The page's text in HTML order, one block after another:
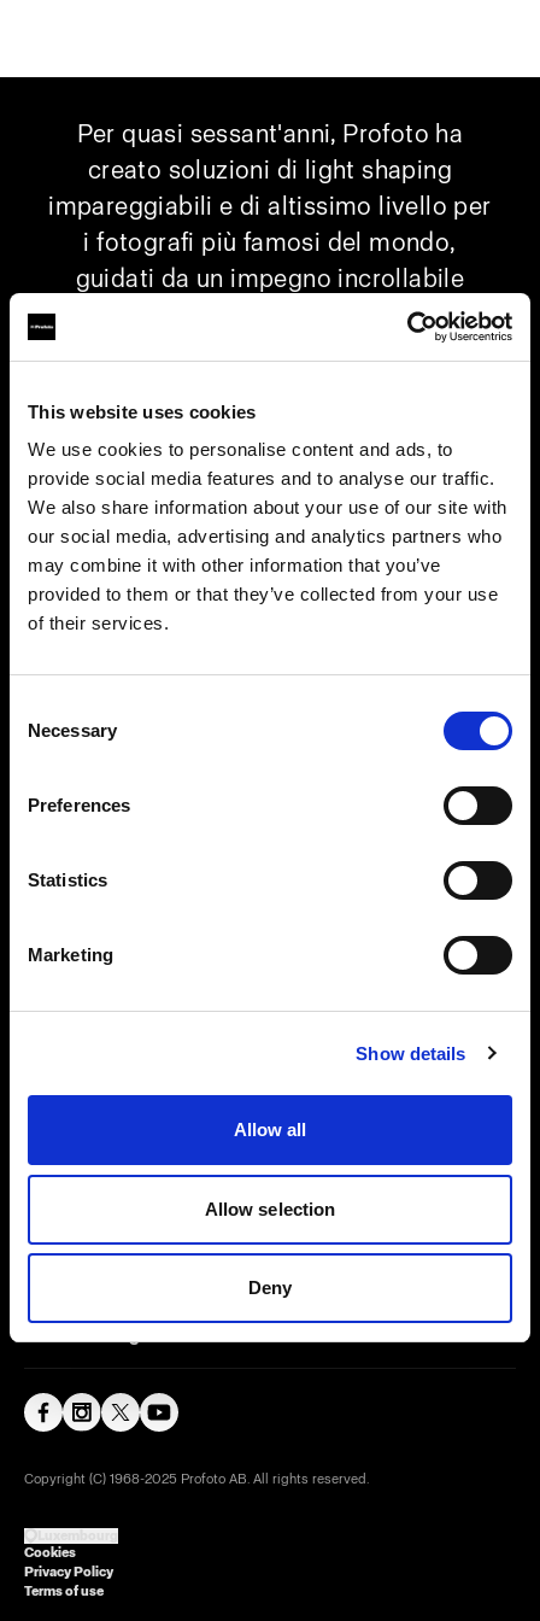
This website uses cookies
We use cookies to personalise content and ads, to
provide social media features and to analyse our traffic.
We also share information about your use of our site with
our social media, advertising and analytics partners who
may combine it with other information that you’ve
provided to them or that they’ve collected from your use
of their services.
Selection
Necessary
Preferences
Statistics
Marketing
Show details
Allow all
Allow selection
Deny
Per quasi sessant'anni, Profoto ha
creato soluzioni di light shaping
impareggiabili e di altissimo livello per
i fotografi più famosi del mondo,
guidati da un impegno incrollabile
verso la perfezione e da una profonda
comprensione delle loro esigenze. Ora,
trasferita al mondo del cinema e ai più
importanti tecnici e DP del settore. Con
una nuova generazione di luci LED,
insieme a un'ampia gamma di
modificatori, ridefiniamo le possibilità
creative e offriamo l'affidabilità e la
nota.
Icons non scende a compromessi sulla
qualità, e nemmeno noi lo facciamo.
About us
Contact
Copyright (C) 1968-2025 Profoto AB. All rights reserved.
Cookies
Privacy Policy
Terms of use